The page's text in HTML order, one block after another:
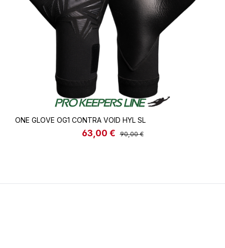
ONE GLOVE OG1 CONTRA VOID HYL SL
Verkaufspreis:
63,00 € Regulärer Preis:
90,00 €